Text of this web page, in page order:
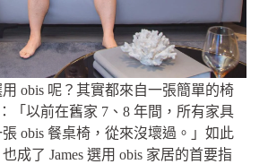
obis 呢？其實都來自一張簡單的椅
「以前在舊家 7、8 年間，所有家具
obis 餐桌椅，從來沒壞過。」如此
成了 James 選用 obis 家居的首要指